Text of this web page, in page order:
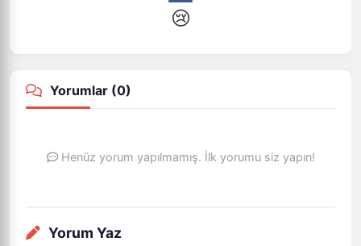
😢
Yorumlar (0)
Henüz yorum yapılmamış. İlk yorumu siz yapın!
Yorum Yaz